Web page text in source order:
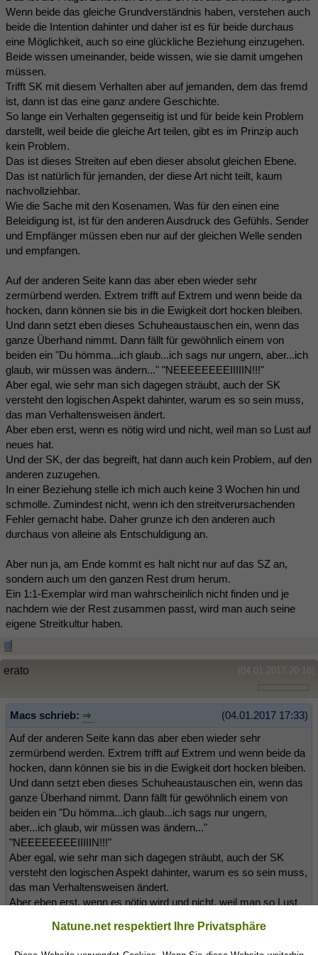
Wenn beide das gleiche Grundverständnis haben, verstehen auch
beide die Intention dahinter und daher ist es für beide durchaus
eine Möglichkeit, auch so eine glückliche Beziehung einzugehen.
Beide wissen umeinander, beide wissen, wie sie damit umgehen
müssen.
Trifft SK mit diesem Verhalten aber auf jemanden, dem das fremd
ist, dann ist das eine ganz andere Geschichte.
So lange ein Verhalten gegenseitig ist und für beide kein Problem
darstellt, weil beide die gleiche Art teilen, gibt es im Prinzip auch
kein Problem.
Das ist dieses Streiten auf eben dieser absolut gleichen Ebene.
Das ist natürlich für jemanden, der diese Art nicht teilt, kaum
nachvollziehbar.
Wie die Sache mit den Kosenamen. Was für den einen eine
Beleidigung ist, ist für den anderen Ausdruck des Gefühls. Sender
und Empfänger müssen eben nur auf der gleichen Welle senden
und empfangen.
Auf der anderen Seite kann das aber eben wieder sehr
zermürbend werden. Extrem trifft auf Extrem und wenn beide da
hocken, dann können sie bis in die Ewigkeit dort hocken bleiben.
Und dann setzt eben dieses Schuheaustauschen ein, wenn das
ganze Überhand nimmt. Dann fällt für gewöhnlich einem von
beiden ein "Du hömma...ich glaub...ich sags nur ungern, aber...ich
glaub, wir müssen was ändern..." "NEEEEEEEEIIIIIN!!!"
Aber egal, wie sehr man sich dagegen sträubt, auch der SK
versteht den logischen Aspekt dahinter, warum es so sein muss,
das man Verhaltensweisen ändert.
Aber eben erst, wenn es nötig wird und nicht, weil man so Lust auf
neues hat.
Und der SK, der das begreift, hat dann auch kein Problem, auf den
anderen zuzugehen.
In einer Beziehung stelle ich mich auch keine 3 Wochen hin und
schmolle. Zumindest nicht, wenn ich den streitverursachenden
Fehler gemacht habe. Daher grunze ich den anderen auch
durchaus von alleine als Entschuldigung an.
Aber nun ja, am Ende kommt es halt nicht nur auf das SZ an,
sondern auch um den ganzen Rest drum herum.
Ein 1:1-Exemplar wird man wahrscheinlich nicht finden und je
nachdem wie der Rest zusammen passt, wird man auch seine
eigene Streitkultur haben.
(04.01.2017 20:18)
erato
(04.01.2017 17:33)
Macs schrieb:
Auf der anderen Seite kann das aber eben wieder sehr
zermürbend werden. Extrem trifft auf Extrem und wenn beide da
hocken, dann können sie bis in die Ewigkeit dort hocken bleiben.
Und dann setzt eben dieses Schuheaustauschen ein, wenn das
ganze Überhand nimmt. Dann fällt für gewöhnlich einem von
beiden ein "Du hömma...ich glaub...ich sags nur ungern,
aber...ich glaub, wir müssen was ändern..."
"NEEEEEEEEIIIIIN!!!"
Aber egal, wie sehr man sich dagegen sträubt, auch der SK
versteht den logischen Aspekt dahinter, warum es so sein muss,
das man Verhaltensweisen ändert.
Aber eben erst, wenn es nötig wird und nicht, weil man so Lust
Und der SK, der das begreift, hat dann auch kein Problem, auf
Natune.net respektiert Ihre Privatsphäre